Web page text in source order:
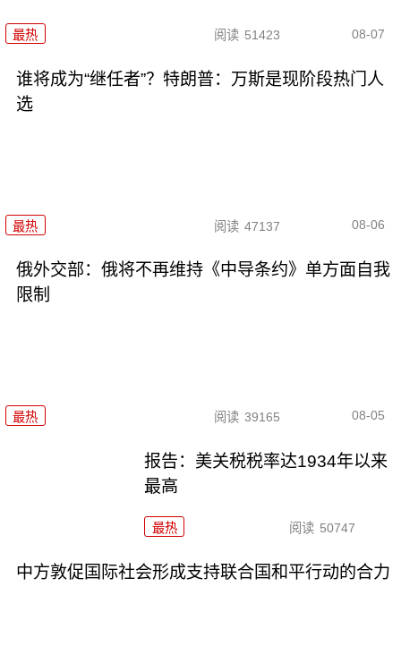
最热 阅读 51423 08-07
谁将成为“继任者”？特朗普：万斯是现阶段热门人
选
最热 阅读 47137 08-06
俄外交部：俄将不再维持《中导条约》单方面自我
限制
最热 阅读 39165 08-05
报告：美关税税率达1934年以来
最高
最热 阅读 50747
中方敦促国际社会形成支持联合国和平行动的合力